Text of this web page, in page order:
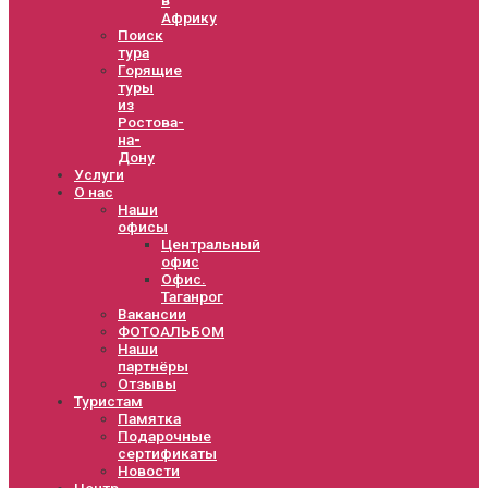
Африку
Поиск
тура
Горящие
туры
из
Ростова-
на-
Дону
Услуги
О нас
Наши
офисы
Центральный
офис
Офис.
Таганрог
Вакансии
ФОТОАЛЬБОМ
Наши
партнёры
Отзывы
Туристам
Памятка
Подарочные
сертификаты
Новости